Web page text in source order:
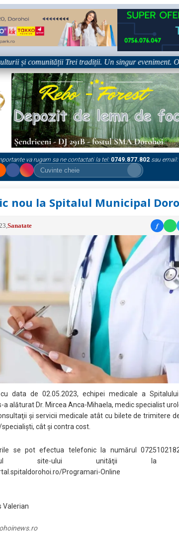
Trei tradiții. Un singur eveniment. O
va rugam sa ne contactati la tel: 0749.877.802 sau email:
nou la Spitalul Municipal
,Sanatate f
cu data de 02.05.2023, echipei medicale a Spitalului
a alăturat Dr. Mircea Anca-Mihaela, medic specialist
şi servicii medicale atât cu bilete de trimitere
cât şi contra cost.
se pot efectua telefonic la numărul
site-ului unităţii la
Programari-Online
Valerian